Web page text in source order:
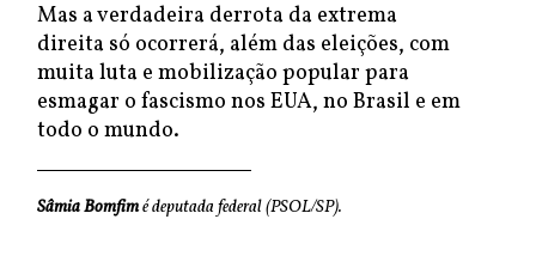
Mas a verdadeira derrota da extrema
direita só ocorrerá, além das eleições, com
muita luta e mobilização popular para
esmagar o fascismo nos EUA, no Brasil e em
todo o mundo.
Sâmia Bomfimé deputada federal (PSOL/SP).